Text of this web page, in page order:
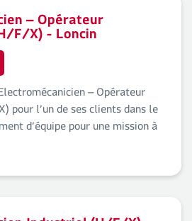
– Opérateur
F/X) - Loncin
– Opérateur
pour l’un de ses clients dans le
d’équipe pour une mission à